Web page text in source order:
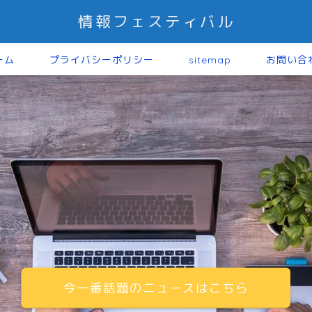
情報フェスティバル
ム プライバシーポリシー sitemap お問い合
今一番話題のニュースはこちら